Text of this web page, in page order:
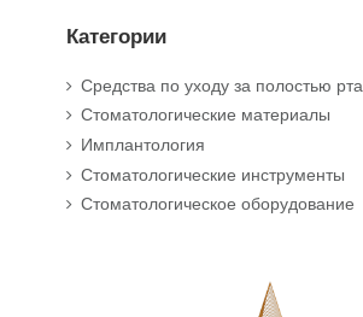
Категории
Средства по уходу за полостью рта
Стоматологические материалы
Имплантология
Стоматологические инструменты
Стоматологическое оборудование